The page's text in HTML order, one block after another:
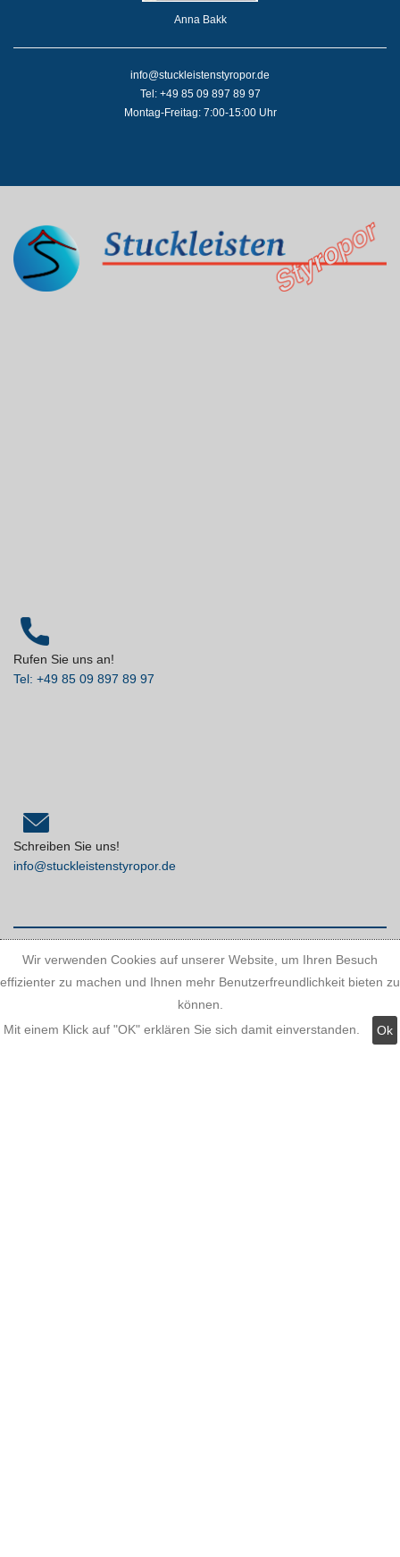
Anna Bakk
info@stuckleistenstyropor.de
Tel: +49 85 09 897 89 97
Montag-Freitag: 7:00-15:00 Uhr
Rufen Sie uns an!
Tel: +49 85 09 897 89 97
Schreiben Sie uns!
info@stuckleistenstyropor.de
Kundeninformationen:
Wir verwenden Cookies auf unserer Website, um Ihren Besuch
effizienter zu machen und Ihnen mehr Benutzerfreundlichkeit bieten zu
können.
Mit einem Klick auf "OK" erklären Sie sich damit einverstanden.
Ok